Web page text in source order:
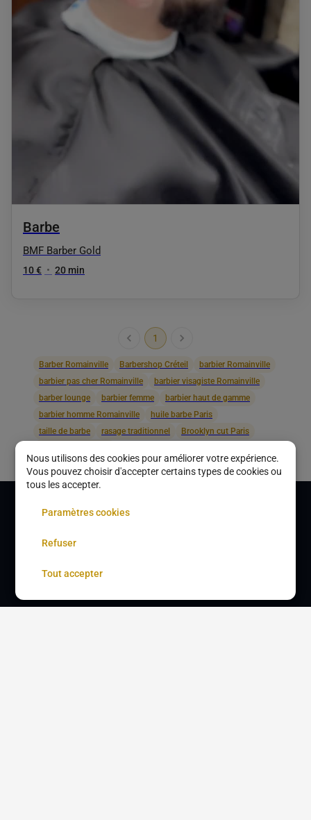
Barbe
BMF Barber Gold
10 € • 20 min
1
Barber Romainville Barbershop Créteil
barbier Romainville
barbier pas cher Romainville
barbier visagiste Romainville
barber lounge
barbier femme
barbier haut de gamme
barbier homme Romainville
huile barbe Paris
taille de barbe
rasage traditionnel
Brooklyn cut Paris
Nous utilisons des cookies pour améliorer votre expérience.
Vous pouvez choisir d'accepter certains types de cookies ou
tous les accepter.
Paramètres cookies
Refuser
Tout accepter